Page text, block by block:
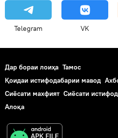
Telegram VK
Дар бораи лоиҳа Тамос
Қоидаи истифодабарии мавод
Сиёсати махфият Сиёсати
Алоқа